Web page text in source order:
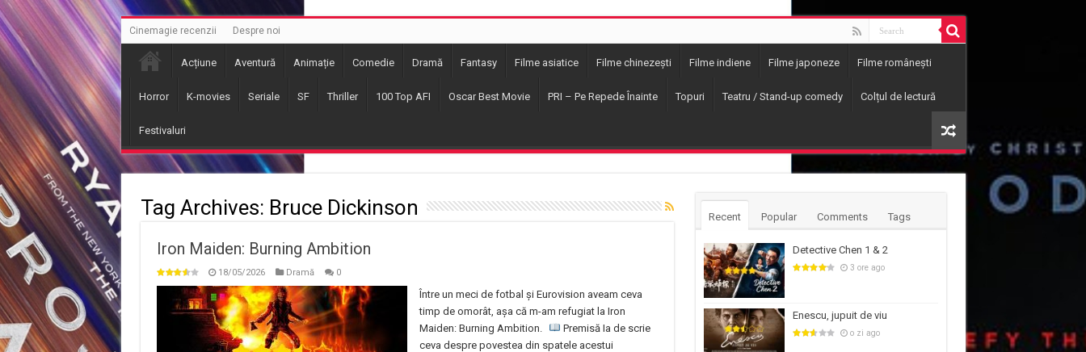
Cinemagie recenzii Despre noi
Acțiune Aventură Animație Comedie Dramă Fantasy Filme asiatice Filme chinezești Filme indiene Filme japoneze Filme românești
Horror K-movies Seriale SF Thriller 100 Top AFI Oscar Best Movie PRI – Pe Repede Înainte Topuri Teatru / Stand-up comedy Colțul de lectură
Festivaluri
Tag Archives: Bruce Dickinson
Iron Maiden: Burning Ambition
18/05/2026 Dramă 0
Între un meci de fotbal și Eurovision aveam ceva
timp de omorât, așa că m-am refugiat la Iron
Maiden: Burning Ambition.
Premisă Ia de scrie
ceva despre povestea din spatele acestui
Recent Popular Comments Tags
Detective Chen 1 & 2
3 ore ago
Enescu, jupuit de viu
o zi ago